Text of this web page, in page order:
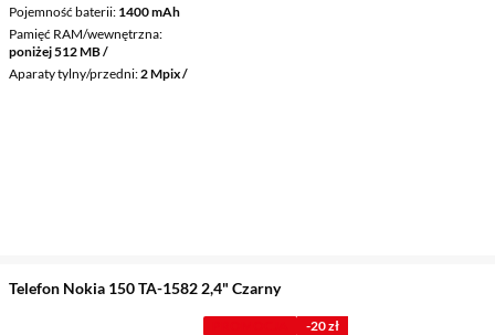
Pojemność baterii 1400 mAh
Pamięć RAM/wewnętrzna
poniżej 512 MB /
Aparaty tylny/przedni 2 Mpix /
Telefon Nokia 150 TA-1582 2,4" Czarny
-20 zł